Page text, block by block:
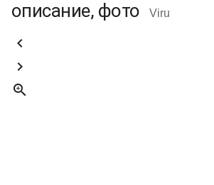
описание, фото
Viru


